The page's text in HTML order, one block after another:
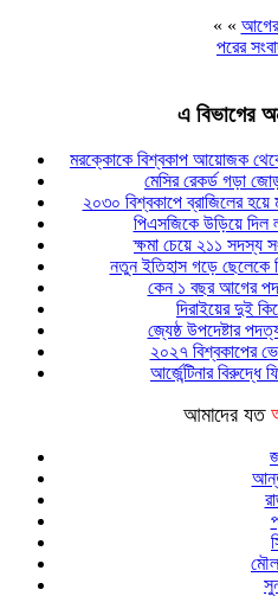
« « আগের
পরের
এ বিভাগের
মরক্কোকে বিশ্বকাপ আয়োজক থেকে
মেসির রেকর্ড গড়া
২০৩০ বিশ্বকাপে ব্রাজিলের
পিএসজিকে উড়িয়ে দিল
ক্ষমা চেয়ে ২১১ সদস্য
নতুন ইতিহাস গড়ে ছেলেকে
কেন ১ বছর আগের
দিরাইয়ের দুই
জ্যেষ্ঠ উপদেষ্টার
২০২৭ বিশ্বকাপের
আর্জেন্টিনার বিরুদ্ধে
আমাদের যত